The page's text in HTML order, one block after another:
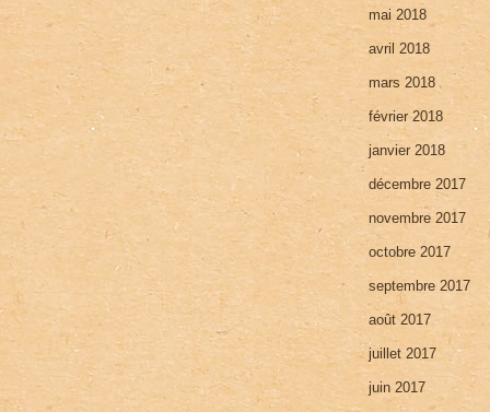
mai 2018
avril 2018
mars 2018
février 2018
janvier 2018
décembre 2017
novembre 2017
octobre 2017
septembre 2017
août 2017
juillet 2017
juin 2017